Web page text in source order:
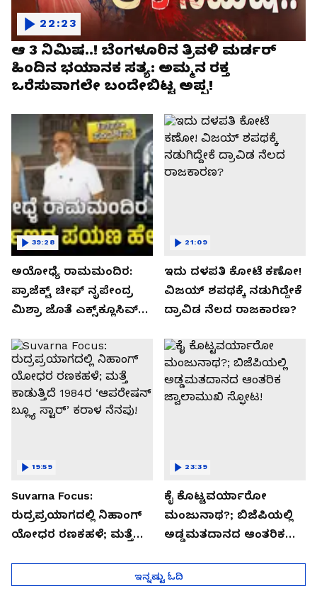
ಆ 3 ನಿಮಿಷ..! ಬೆಂಗಳೂರಿನ ತ್ರಿವಳಿ ಮರ್ಡರ್
ಹಿಂದಿನ ಭಯಾನಕ ಸತ್ಯ: ಅಮ್ಮನ ರಕ್ತ
ಒರೆಸುವಾಗಲೇ ಬಂದೇಬಿಟ್ಟ ಅಪ್ಪ!
22:23
ಅಯೋಧ್ಯೆ ರಾಮಮಂದಿರ:
ಪ್ರಾಜೆಕ್ಟ್ ಚೀಫ್ ನೃಪೇಂದ್ರ
ಮಿಶ್ರಾ ಜೊತೆ ಎಕ್ಸ್‌ಕ್ಲೂಸಿವ್
39:28
ಇದು ದಳಪತಿ ಕೋಟೆ ಕಣೋ!
ವಿಜಯ್ ಶಪಥಕ್ಕೆ ನಡುಗಿದ್ದೇಕೆ
ದ್ರಾವಿಡ ನೆಲದ ರಾಜಕಾರಣ?
21:09
Suvarna Focus:
ರುದ್ರಪ್ರಯಾಗದಲ್ಲಿ ನಿಹಾಂಗ್
ಯೋಧರ ರಣಕಹಳೆ; ಮತ್ತೆ
‘ಆಪರೇಷನ್ ಬ್ಲ್ಯೂ ಸ್ಟಾರ್’
19:59
ಕೈ ಕೊಟ್ಟವರ್ಯಾರೋ
ಮಂಜುನಾಥ?; ಬಿಜೆಪಿಯಲ್ಲಿ
ಅಡ್ಡಮತದಾನದ ಆಂತರಿಕ
23:39
ಇನ್ನಷ್ಟು ಓದಿ